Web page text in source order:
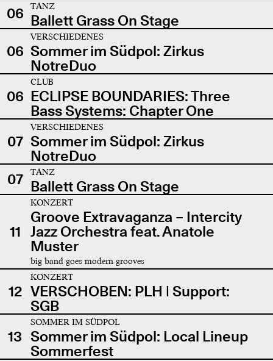
06
TANZ
Ballett Grass On Stage
06
VERSCHIEDENES
Sommer im Südpol: Zirkus
NotreDuo
06
CLUB
ECLIPSE BOUNDARIES: Three
Bass Systems: Chapter One
07
VERSCHIEDENES
Sommer im Südpol: Zirkus
NotreDuo
07
TANZ
Ballett Grass On Stage
11
KONZERT
Groove Extravaganza – Intercity
Jazz Orchestra feat. Anatole
Muster
big band goes modern grooves
12
KONZERT
VERSCHOBEN: PLH | Support:
SGB
13
SOMMER IM SÜDPOL
Sommer im Südpol: Local Lineup
Sommerfest